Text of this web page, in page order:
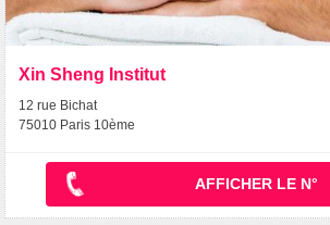
Xin Sheng Institut
12 rue Bichat
75010 Paris 10ème
AFFICHER LE N°